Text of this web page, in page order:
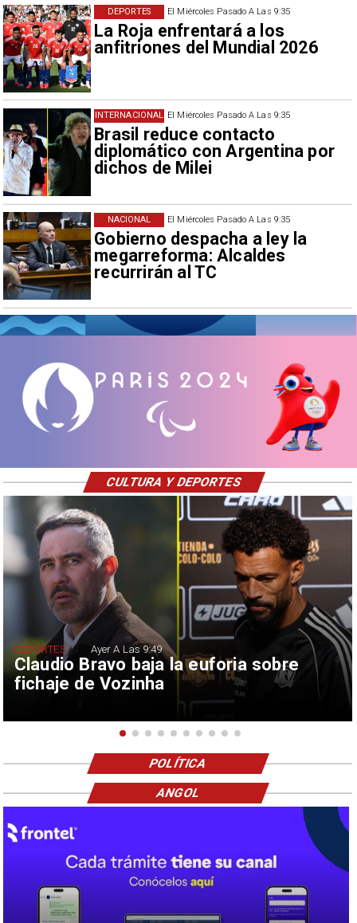
El Miércoles Pasado A Las 9:35
La Roja enfrentará a los
anfitriones del Mundial 2026
DEPORTES
El Miércoles Pasado A Las 9:35
Brasil reduce contacto
diplomático con Argentina por
dichos de Milei
INTERNACIONAL
El Miércoles Pasado A Las 9:35
Gobierno despacha a ley la
megarreforma: Alcaldes
recurrirán al TC
NACIONAL
Claudio Bravo baja la euforia sobre
fichaje de Vozinha
DEPORTES Ayer A Las 9:49
CULTURA Y DEPORTES
POLÍTICA
ANGOL